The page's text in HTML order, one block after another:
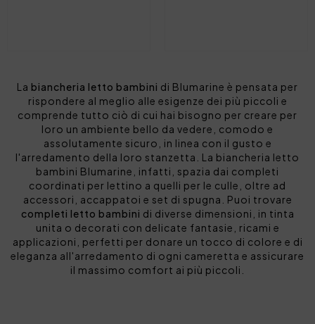
La biancheria letto bambini di Blumarine è pensata per
rispondere al meglio alle esigenze dei più piccoli e
comprende tutto ciò di cui hai bisogno per creare per
loro un ambiente bello da vedere, comodo e
assolutamente sicuro, in linea con il gusto e
l'arredamento della loro stanzetta. La biancheria letto
bambini Blumarine, infatti, spazia dai completi
coordinati per lettino a quelli per le culle, oltre ad
accessori, accappatoi e set di spugna. Puoi trovare
completi letto bambini di diverse dimensioni, in tinta
unita o decorati con delicate fantasie, ricami e
applicazioni, perfetti per donare un tocco di colore e di
eleganza all'arredamento di ogni cameretta e assicurare
il massimo comfort ai più piccoli.